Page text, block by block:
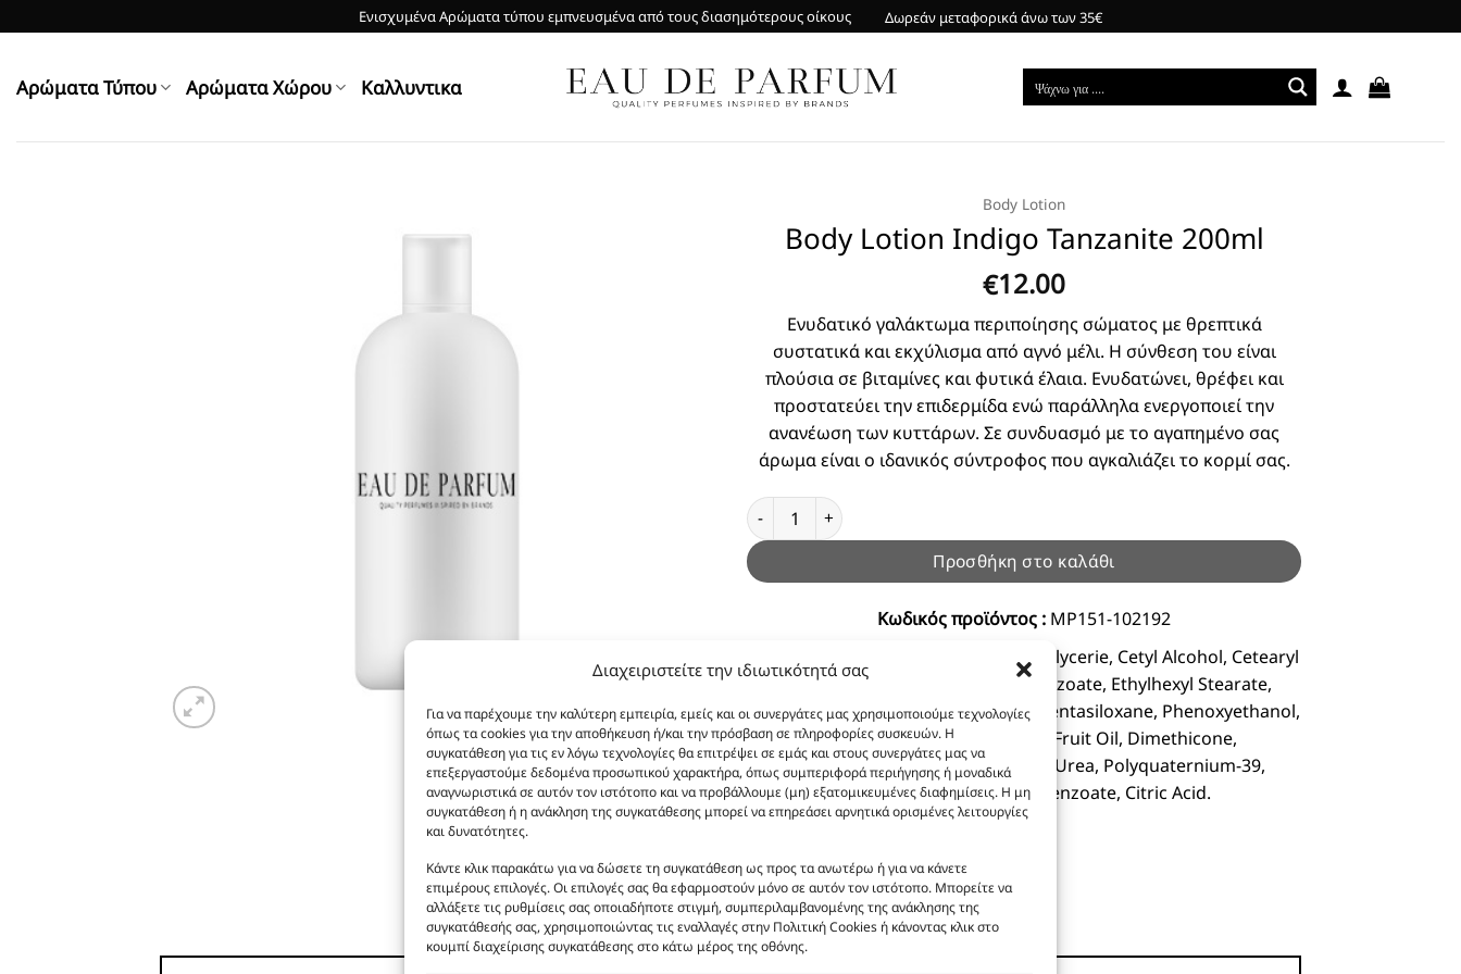
Διαχειριστείτε την ιδιωτικότητά σας
Για να παρέχουμε την καλύτερη εμπειρία, εμείς και οι συνεργάτες μας χρησιμοποιούμε τεχνολογίες
όπως τα cookies για την αποθήκευση ή/και την πρόσβαση σε πληροφορίες συσκευών. Η
συγκατάθεση για τις εν λόγω τεχνολογίες θα επιτρέψει σε εμάς και στους συνεργάτες μας να
επεξεργαστούμε δεδομένα προσωπικού χαρακτήρα, όπως συμπεριφορά περιήγησης ή μοναδικά
αναγνωριστικά σε αυτόν τον ιστότοπο και να προβάλλουμε (μη) εξατομικευμένες διαφημίσεις. Η μη
συγκατάθεση ή η ανάκληση της συγκατάθεσης μπορεί να επηρεάσει αρνητικά ορισμένες λειτουργίες
και δυνατότητες.
Κάντε κλικ παρακάτω για να δώσετε τη συγκατάθεση ως προς τα ανωτέρω ή για να κάνετε
επιμέρους επιλογές. Οι επιλογές σας θα εφαρμοστούν μόνο σε αυτόν τον ιστότοπο. Μπορείτε να
αλλάξετε τις ρυθμίσεις σας οποιαδήποτε στιγμή, συμπεριλαμβανομένης της ανάκλησης της
συγκατάθεσής σας, χρησιμοποιώντας τις εναλλαγές στην Πολιτική Cookies ή κάνοντας κλικ στο
κουμπί διαχείρισης συγκατάθεσης στο κάτω μέρος της οθόνης.
to
Ενισχυμένα Αρώματα τύπου εμπνευσμένα από τους διασημότερους οίκους Δωρεάν μεταφορικά άνω των 35€
Αρώματα Τύπου Αρώματα Χώρου Kαλλυντικα
Body Lotion
Body Lotion Indigo Tanzanite 200ml
€12.00
Ενυδατικό γαλάκτωμα περιποίησης σώματος με θρεπτικά
συστατικά και εκχύλισμα από αγνό μέλι. Η σύνθεση του είναι
πλούσια σε βιταμίνες και φυτικά έλαια. Ενυδατώνει, θρέφει και
προστατεύει την επιδερμίδα ενώ παράλληλα ενεργοποιεί την
ανανέωση των κυττάρων. Σε συνδυασμό με το αγαπημένο σας
άρωμα είναι ο ιδανικός σύντροφος που αγκαλιάζει το κορμί σας.
Body Lotion Indigo Tanzanite 200ml ποσότητα
Προσθήκη στο καλάθι
Κωδικός προϊόντος : MP151-102192
Aqua, Caprylic/Capric Triglycerie, Cetyl Alcohol, Cetearyl
Alcohol, Glycerin, C12-15 Alkyl Benzoate, Ethylhexyl Stearate,
Prunus Amygdalus Dulcis Oil, Cyclopentasiloxane, Phenoxyethanol,
Ceteareth-20, Olea Europaea Fruit Oil, Dimethicone,
Ethylhexyglycerin, Imidazolidinyl Urea, Polyquaternium-39,
Panthenol, BHT, Sodium Benzoate, Citric Acid.